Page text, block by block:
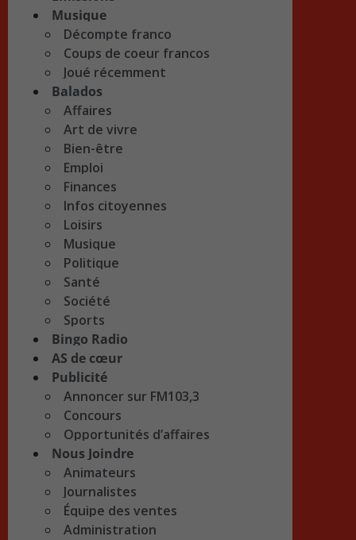
Musique
Décompte franco
Coups de coeur francos
Joué récemment
Balados
Affaires
Art de vivre
Bien-être
Emploi
Finances
Infos citoyennes
Loisirs
Musique
Politique
Santé
Société
Sports
Bingo Radio
AS de cœur
Publicité
Annoncer sur FM103,3
Concours
Opportunités d’affaires
Nous Joindre
Animateurs
Journalistes
Équipe des ventes
Administration